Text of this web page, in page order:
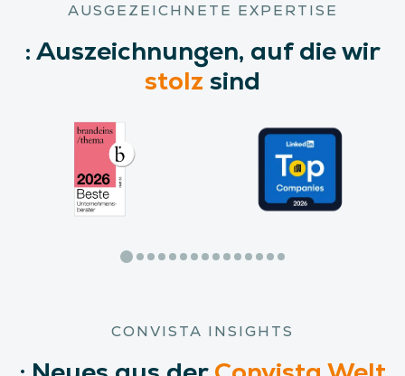
AUSGEZEICHNETE EXPERTISE
:Auszeichnungen, auf die wir
stolz sind
CONVISTA INSIGHTS